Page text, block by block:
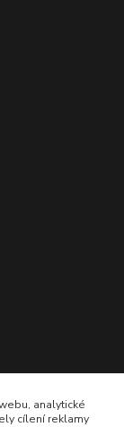
analytické
cílení reklamy